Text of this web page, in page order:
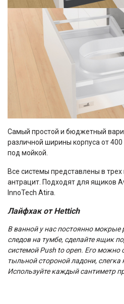
Самый простой и бюджетный
различной ширины корпуса от
под мойкой.
Все системы представлены в
антрацит. Подходят для ящиков
InnoTech Atira.
Лайфхак от Hettich
В ванной у нас постоянно мокрые
следов на тумбе, сделайте ящик
системой Push to open. Его можно
тыльной стороной ладони,
Используйте каждый сантиметр